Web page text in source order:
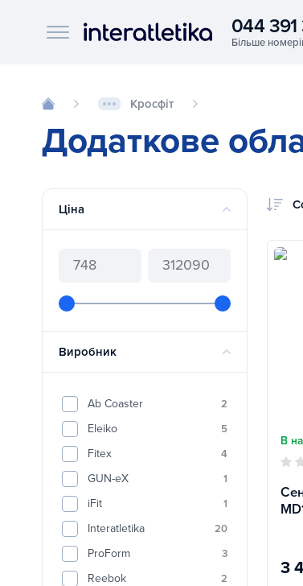
Interatletika
044
Кросфіт
Додаткове
В
3
Ціна
Виробник
Ab Coaster 2
Eleiko 5
Fitex 4
GUN-eX 1
iFit 1
Interatletika 20
ProForm 3
Reebok 2